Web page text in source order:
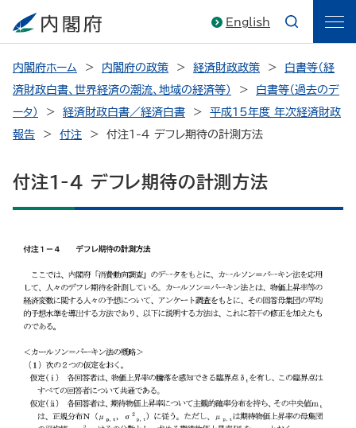
English
内閣府ホーム 内閣府の政策 経済財政政策
白書等（経
済財政白書、世界経済の潮流、地域の経済等）
白書等（過去のデ
ータ）
経済財政白書／経済白書
平成15年度 年次経済財政
報告
付注 付注1-4 デフレ期待の計測方法
付注1-4 デフレ期待の計測方法